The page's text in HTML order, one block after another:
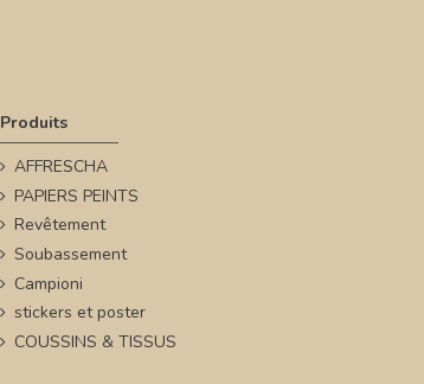
Produits
AFFRESCHA
PAPIERS PEINTS
Revêtement
Soubassement
Campioni
stickers et poster
COUSSINS & TISSUS